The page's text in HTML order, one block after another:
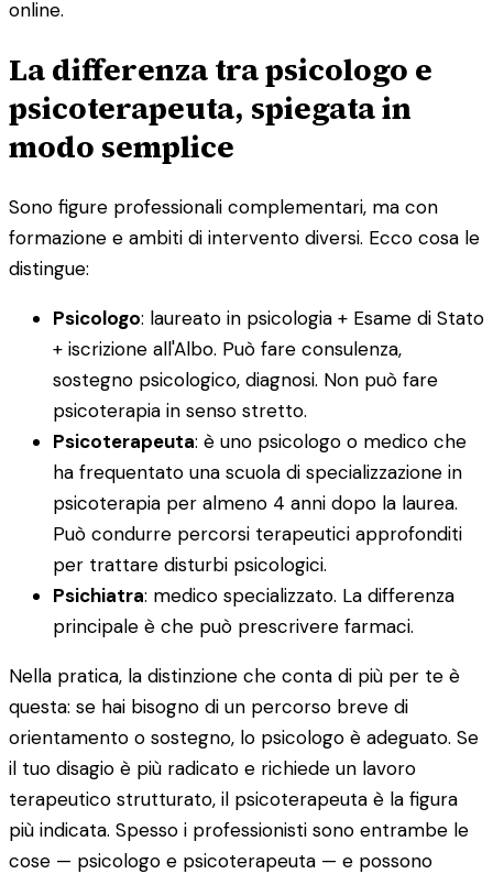
online.
La differenza tra psicologo e
psicoterapeuta, spiegata in
modo semplice
Sono figure professionali complementari, ma con
formazione e ambiti di intervento diversi. Ecco cosa le
distingue:
Psicologo: laureato in psicologia + Esame di Stato
+ iscrizione all'Albo. Può fare consulenza,
sostegno psicologico, diagnosi. Non può fare
psicoterapia in senso stretto.
Psicoterapeuta: è uno psicologo o medico che
ha frequentato una scuola di specializzazione in
psicoterapia per almeno 4 anni dopo la laurea.
Può condurre percorsi terapeutici approfonditi
per trattare disturbi psicologici.
Psichiatra: medico specializzato. La differenza
principale è che può prescrivere farmaci.
Nella pratica, la distinzione che conta di più per te è
questa: se hai bisogno di un percorso breve di
orientamento o sostegno, lo psicologo è adeguato. Se
il tuo disagio è più radicato e richiede un lavoro
terapeutico strutturato, il psicoterapeuta è la figura
più indicata. Spesso i professionisti sono entrambe le
cose — psicologo e psicoterapeuta — e possono